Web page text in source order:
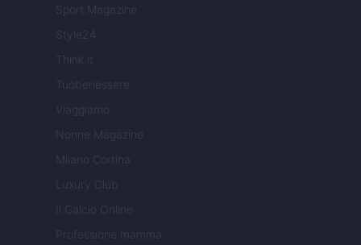
Sport Magazine
Style24
Think.it
Tuobenessere
Viaggiamo
Nonne Magazine
Milano Cortina
Luxury Club
Il Calcio Online
Professione mamma